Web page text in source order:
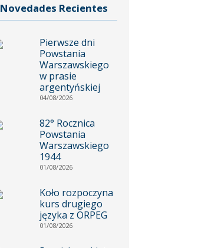
Novedades Recientes
Pierwsze dni
Powstania
Warszawskiego
w prasie
argentyńskiej
04/08/2026
82° Rocznica
Powstania
Warszawskiego
1944
01/08/2026
Koło rozpoczyna
kurs drugiego
języka z ORPEG
01/08/2026